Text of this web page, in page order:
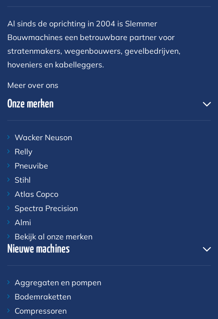
Al sinds de oprichting in 2004 is Slemmer
Bouwmachines een betrouwbare partner voor
stratenmakers, wegenbouwers, gevelbedrijven,
hoveniers en kabelleggers.
Meer over ons
Onze merken
Wacker Neuson
Relly
Pneuvibe
Stihl
Atlas Copco
Spectra Precision
Almi
Bekijk al onze merken
Nieuwe machines
Aggregaten en pompen
Bodemraketten
Compressoren